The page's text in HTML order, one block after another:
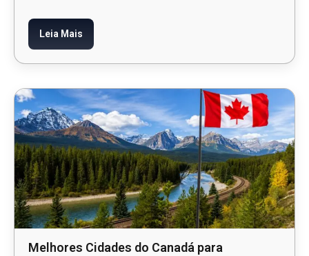
Leia Mais
Melhores Cidades do Canadá para